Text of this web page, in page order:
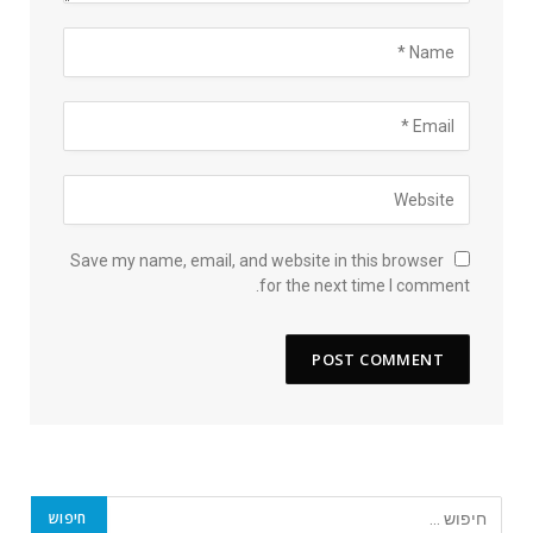
Save my name, email, and website in this browser
for the next time I comment.